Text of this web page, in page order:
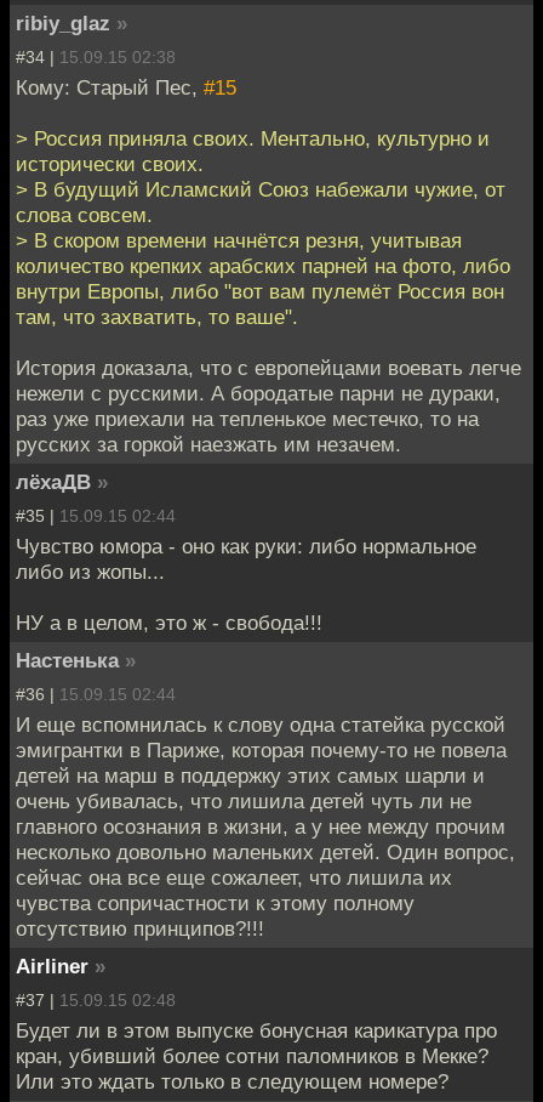
ribiy_glaz »
#34 | 15.09.15 02:38
Кому: Старый Пес, #15
> Россия приняла своих. Ментально, культурно и
исторически своих.
> В будущий Исламский Союз набежали чужие, от
слова совсем.
> В скором времени начнётся резня, учитывая
количество крепких арабских парней на фото, либо
внутри Европы, либо "вот вам пулемёт Россия вон
там, что захватить, то ваше".
История доказала, что с европейцами воевать легче
нежели с русскими. А бородатые парни не дураки,
раз уже приехали на тепленькое местечко, то на
русских за горкой наезжать им незачем.
лёхаДВ »
#35 | 15.09.15 02:44
Чувство юмора - оно как руки: либо нормальное
либо из жопы...
НУ а в целом, это ж - свобода!!!
Настенька »
#36 | 15.09.15 02:44
И еще вспомнилась к слову одна статейка русской
эмигрантки в Париже, которая почему-то не повела
детей на марш в поддержку этих самых шарли и
очень убивалась, что лишила детей чуть ли не
главного осознания в жизни, а у нее между прочим
несколько довольно маленьких детей. Один вопрос,
сейчас она все еще сожалеет, что лишила их
чувства сопричастности к этому полному
отсутствию принципов?!!!
Airliner »
#37 | 15.09.15 02:48
Будет ли в этом выпуске бонусная карикатура про
кран, убивший более сотни паломников в Мекке?
Или это ждать только в следующем номере?